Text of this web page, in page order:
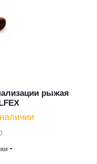
рыжая